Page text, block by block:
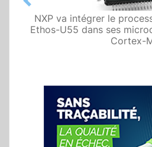
NXP va intégrer le
Ethos-U55 dans ses
Cortex-
Previous